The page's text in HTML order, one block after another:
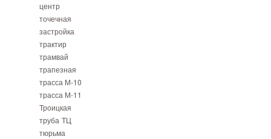
центр
точечная
застройка
трактир
трамвай
трапезная
трасса М-10
трасса М-11
Троицкая
труба ТЦ
тюрьма